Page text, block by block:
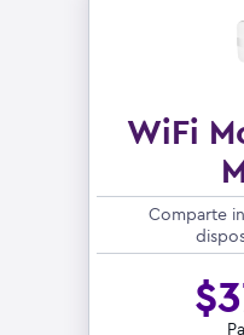
WiFi
Comparte
$